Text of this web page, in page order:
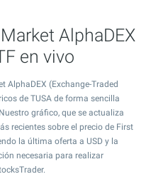
AlphaDEX
en vivo
AlphaDEX (Exchange-Traded
de TUSA de forma sencilla
gráfico, que se actualiza
recientes sobre el precio de First
la última oferta a USD y la
necesaria para realizar